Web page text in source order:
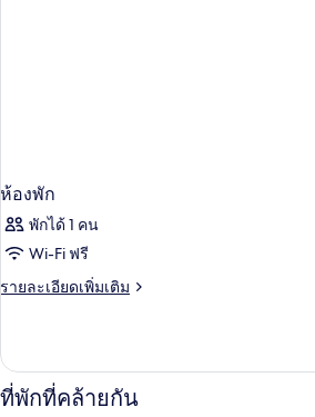
ห้องพัก
พักได้ 1 คน
Wi-Fi ฟรี
รายละเอียดเพิ่มเติม
ราย
เกี่ยว
กับ
ห้อง
ที่พักที่คล้ายกัน